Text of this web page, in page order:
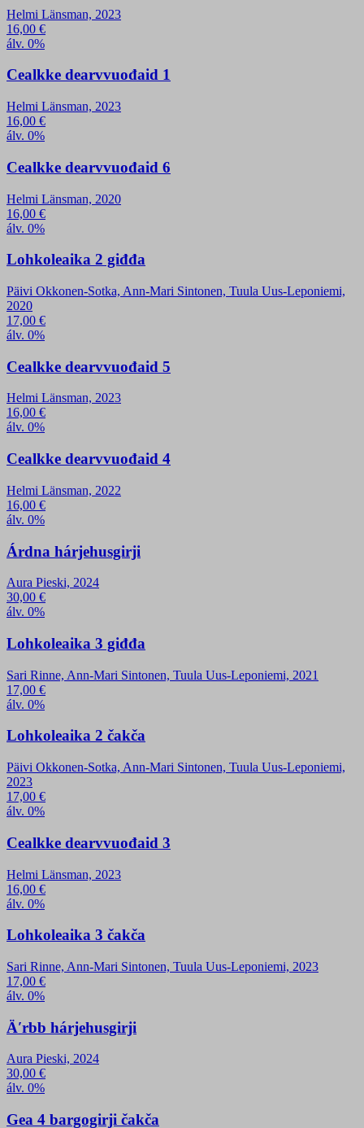
Helmi Länsman, 2023
16,00 €
álv. 0%
Cealkke dearvvuođaid 1
Helmi Länsman, 2023
16,00 €
álv. 0%
Cealkke dearvvuođaid 6
Helmi Länsman, 2020
16,00 €
álv. 0%
Lohkoleaika 2 giđđa
Päivi Okkonen-Sotka, Ann-Mari Sintonen, Tuula Uus-Leponiemi,
2020
17,00 €
álv. 0%
Cealkke dearvvuođaid 5
Helmi Länsman, 2023
16,00 €
álv. 0%
Cealkke dearvvuođaid 4
Helmi Länsman, 2022
16,00 €
álv. 0%
Árdna hárjehusgirji
Aura Pieski, 2024
30,00 €
álv. 0%
Lohkoleaika 3 giđđa
Sari Rinne, Ann-Mari Sintonen, Tuula Uus-Leponiemi, 2021
17,00 €
álv. 0%
Lohkoleaika 2 čakča
Päivi Okkonen-Sotka, Ann-Mari Sintonen, Tuula Uus-Leponiemi,
2023
17,00 €
álv. 0%
Cealkke dearvvuođaid 3
Helmi Länsman, 2023
16,00 €
álv. 0%
Lohkoleaika 3 čakča
Sari Rinne, Ann-Mari Sintonen, Tuula Uus-Leponiemi, 2023
17,00 €
álv. 0%
Äʹrbb hárjehusgirji
Aura Pieski, 2024
30,00 €
álv. 0%
Gea 4 bargogirji čakča